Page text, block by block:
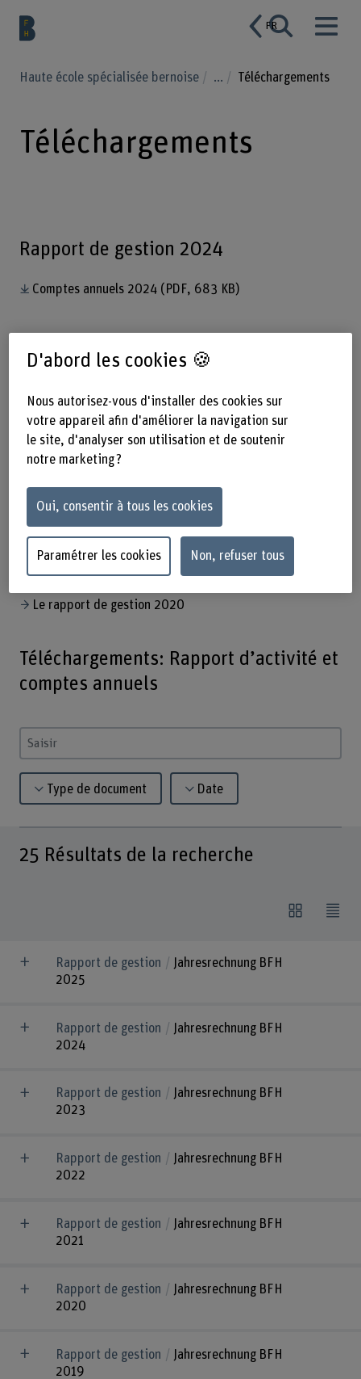
FR
Haute école spécialisée bernoise ... Téléchargements
Téléchargements
Rapport de gestion 2024
Comptes annuels 2024 (PDF, 683 KB)
Archives
Le rapport de gestion numérique
Le rapport de gestion 2020
Téléchargements: Rapport d’activité et
comptes annuels
Saisir un terme
Type de document Date
25 Résultats de la recherche
Rapport de gestion
Jahresrechnung BFH
2025
Rapport de gestion
Jahresrechnung BFH
2024
Rapport de gestion
Jahresrechnung BFH
2023
Rapport de gestion
Jahresrechnung BFH
2022
Rapport de gestion
Jahresrechnung BFH
2021
Rapport de gestion
Jahresrechnung BFH
2020
Rapport de gestion
Jahresrechnung BFH
2019
D'abord les cookies 🍪
Nous autorisez-vous d'installer des cookies sur
votre appareil afin d'améliorer la navigation sur
le site, d'analyser son utilisation et de soutenir
notre marketing ?
Oui, consentir à tous les cookies
Paramétrer les cookies Non, refuser tous